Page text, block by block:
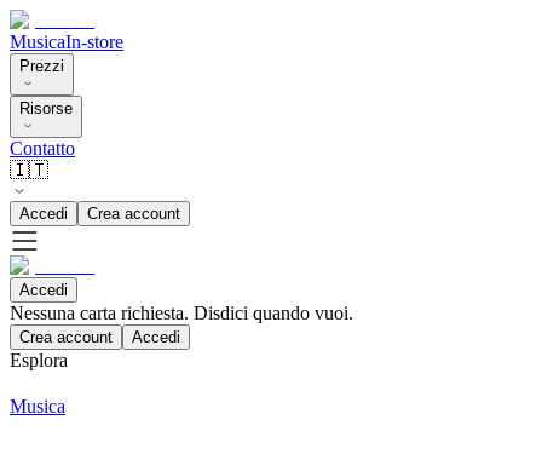
MusicaIn-store
Prezzi
Risorse
Contatto
🇮🇹
Accedi Crea account
Accedi
Nessuna carta richiesta. Disdici quando vuoi.
Crea account Accedi
Esplora
Musica